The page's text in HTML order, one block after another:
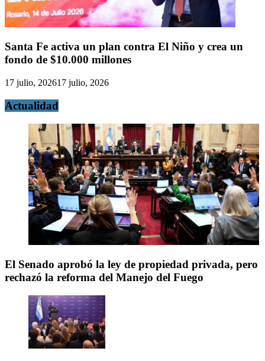
Santa Fe activa un plan contra El Niño y crea un
fondo de $10.000 millones
17 julio, 202617 julio, 2026
Actualidad
El Senado aprobó la ley de propiedad privada, pero
rechazó la reforma del Manejo del Fuego